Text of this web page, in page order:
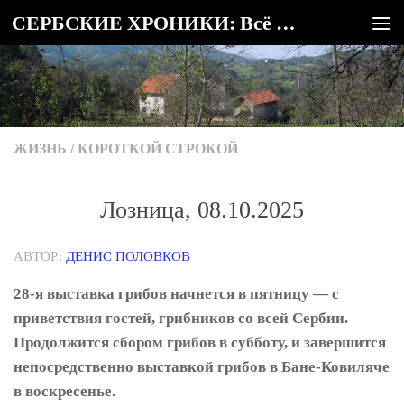
Под записью СЕРБСКИЕ ХРОНИКИ: Всё о Сербии
ЖИЗНЬ / КОРОТКОЙ СТРОКОЙ
Лозница, 08.10.2025
АВТОР: ДЕНИС ПОЛОВКОВ
28-я выставка грибов начнется в пятницу — с
приветствия гостей, грибников со всей Сербии.
Продолжится сбором грибов в субботу, и завершится
непосредственно выставкой грибов в Бане-Ковиляче
в ​​воскресенье.